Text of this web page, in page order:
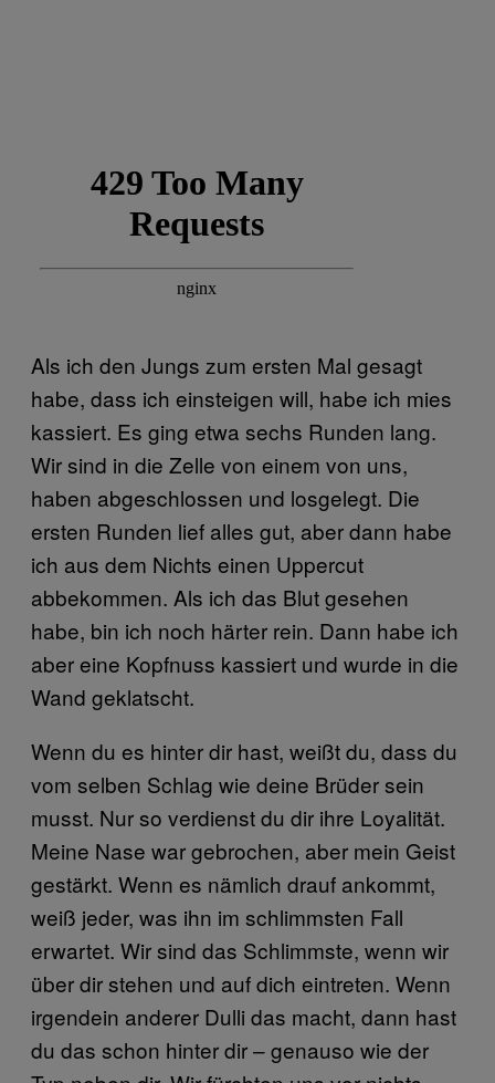
Als ich den Jungs zum ersten Mal gesagt
habe, dass ich einsteigen will, habe ich mies
kassiert. Es ging etwa sechs Runden lang.
Wir sind in die Zelle von einem von uns,
haben abgeschlossen und losgelegt. Die
ersten Runden lief alles gut, aber dann habe
ich aus dem Nichts einen Uppercut
abbekommen. Als ich das Blut gesehen
habe, bin ich noch härter rein. Dann habe ich
aber eine Kopfnuss kassiert und wurde in die
Wand geklatscht.
Wenn du es hinter dir hast, weißt du, dass du
vom selben Schlag wie deine Brüder sein
musst. Nur so verdienst du dir ihre Loyalität.
Meine Nase war gebrochen, aber mein Geist
gestärkt. Wenn es nämlich drauf ankommt,
weiß jeder, was ihn im schlimmsten Fall
erwartet. Wir sind das Schlimmste, wenn wir
über dir stehen und auf dich eintreten. Wenn
irgendein anderer Dulli das macht, dann hast
du das schon hinter dir – genauso wie der